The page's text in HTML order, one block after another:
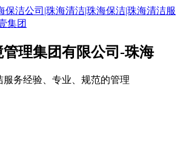
理集团有限公司-珠海
服务经验、专业、规范的管理